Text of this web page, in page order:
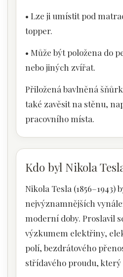
• Lze ji umístit pod
topper.
• Může být položena do
nebo jiných zvířat.
Přiložená bavlněná
také zavěsit na stěnu,
pracovního místa.
Kdo byl Nikola
Nikola Tesla (1856–1943)
nejvýznamnějších
moderní doby. Proslavil
výzkumem elektřiny,
polí, bezdrátového
střídavého proudu, který